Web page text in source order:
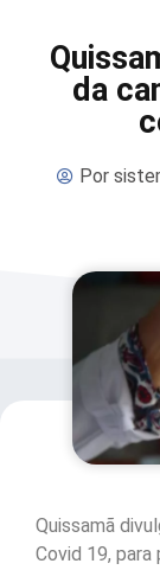
da
Por
Quissamã
Covid 19,